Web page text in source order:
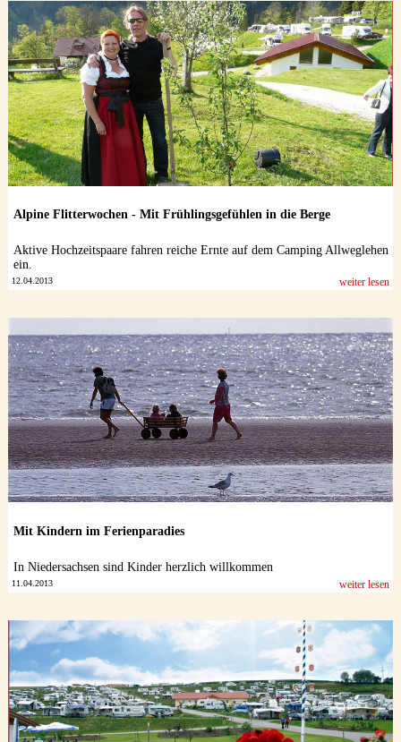
Alpine Flitterwochen - Mit Frühlingsgefühlen in die Berge
Aktive Hochzeitspaare fahren reiche Ernte auf dem Camping Allweglehen
ein.
12.04.2013 weiter lesen
Mit Kindern im Ferienparadies
In Niedersachsen sind Kinder herzlich willkommen
11.04.2013 weiter lesen